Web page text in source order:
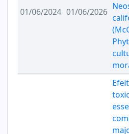
01/06/2024 01/06/2026